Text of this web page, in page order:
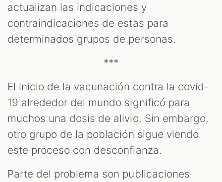
actualizan las indicaciones y
contraindicaciones de estas para
determinados grupos de personas.
***
El inicio de la vacunación contra la covid-
19 alrededor del mundo significó para
muchos una dosis de alivio. Sin embargo,
otro grupo de la población sigue viendo
este proceso con desconfianza.
Parte del problema son publicaciones